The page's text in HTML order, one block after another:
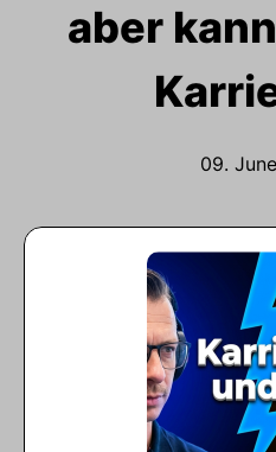
aber
09.